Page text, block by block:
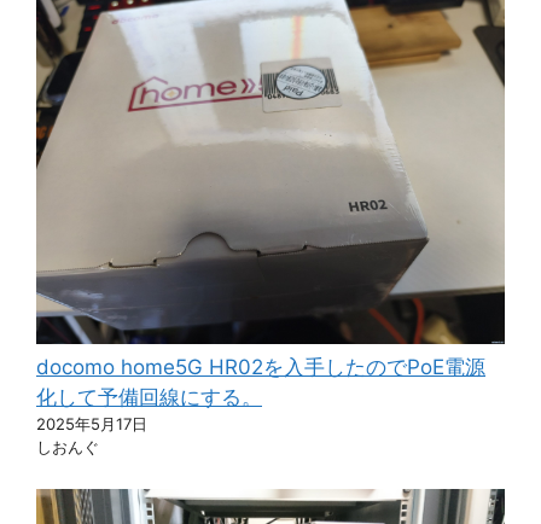
docomo home5G HR02を入手したのでPoE電源
化して予備回線にする。
2025年5月17日
しおんぐ